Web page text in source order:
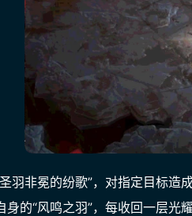
羽非冕的纷歌”，对指定目标造
身的“风鸣之羽”，每收回一层光